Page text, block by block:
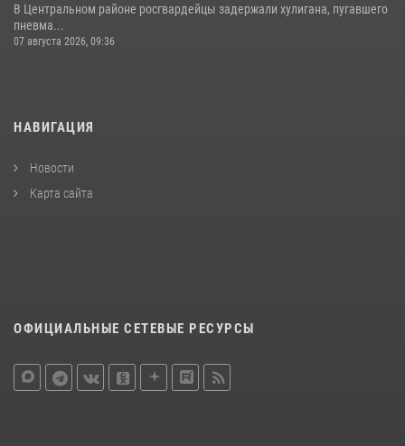
В Центральном районе росгвардейцы задержали хулигана, пугавшего
пневма...
07 августа 2026, 09:36
НАВИГАЦИЯ
Новости
Карта сайта
ОФИЦИАЛЬНЫЕ СЕТЕВЫЕ РЕСУРСЫ